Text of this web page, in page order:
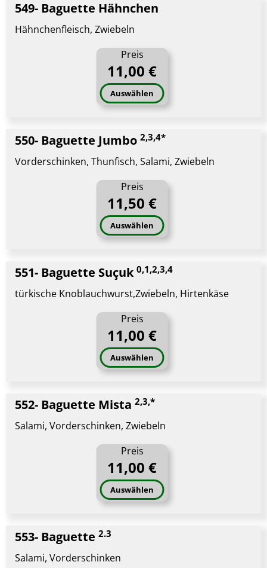
549- Baguette Hähnchen
Hähnchenfleisch, Zwiebeln
Preis
11,00 €
Auswählen
550- Baguette Jumbo 2,3,4*
Vorderschinken, Thunfisch, Salami, Zwiebeln
Preis
11,50 €
Auswählen
551- Baguette Suçuk 0,1,2,3,4
türkische Knoblauchwurst,Zwiebeln, Hirtenkäse
Preis
11,00 €
Auswählen
552- Baguette Mista 2,3,*
Salami, Vorderschinken, Zwiebeln
Preis
11,00 €
Auswählen
553- Baguette 2.3
Salami, Vorderschinken